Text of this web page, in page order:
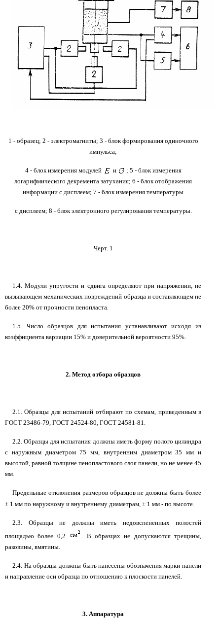
1 - образец; 2 - электромагниты; 3 - блок формирования одиночного
импульса;
4 - блок измерения модулей и
; 5 - блок измерения
логарифмического декремента затухания; 6 - блок отображения
информации с дисплеем; 7 - блок измерения температуры
с дисплеем; 8 - блок электронного регулирования температуры.
Черт. 1
1.4. Модули упругости и сдвига определяют при напряжении, не
вызывающем механических повреждений образца и составляющем не
более 20% от прочности пенопласта.
1.5. Число образцов для испытания устанавливают исходя из
коэффициента вариации 15% и доверительной вероятности 95%.
2. Метод отбора образцов
2.1. Образцы для испытаний отбирают по схемам, приведенным в
ГОСТ 23486-79, ГОСТ 24524-80, ГОСТ 24581-81.
2.2. Образцы для испытания должны иметь форму полого цилиндра
с наружным диаметром 75 мм, внутренним диаметром 35 мм и
высотой, равной толщине пенопластового слоя панели, но не менее 45
мм.
Предельные отклонения размеров образцов не должны быть более
± 1 мм по наружному и внутреннему диаметрам, ± 1 мм - по высоте.
2.3. Образцы не должны иметь недовспененных полостей
площадью более 0,2
. В образцах не допускаются трещины,
раковины, вмятины.
2.4. На образцы должны быть нанесены обозначения марки панели
и направление оси образца по отношению к плоскости панелей.
3. Аппаратура